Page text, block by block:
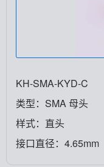
KH-SMA-KYD-C
类型：SMA 母头
样式：直头
接口直径：4.65mm